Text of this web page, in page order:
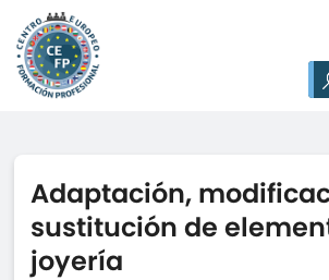
Adaptación,
sustitución de
joyería